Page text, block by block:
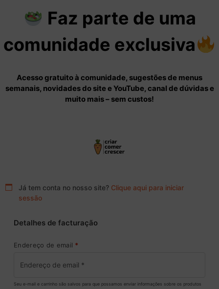
Faz parte de uma
comunidade exclusiva
Acesso gratuito à comunidade, sugestões de menus
semanais, novidades do site e YouTube, canal de dúvidas e
muito mais – sem custos!
Já tem conta no nosso site? Clique aqui para iniciar
sessão
Detalhes de facturação
Endereço de email *
Seu e-mail e carrinho são salvos para que possamos enviar informações sobre os produtos